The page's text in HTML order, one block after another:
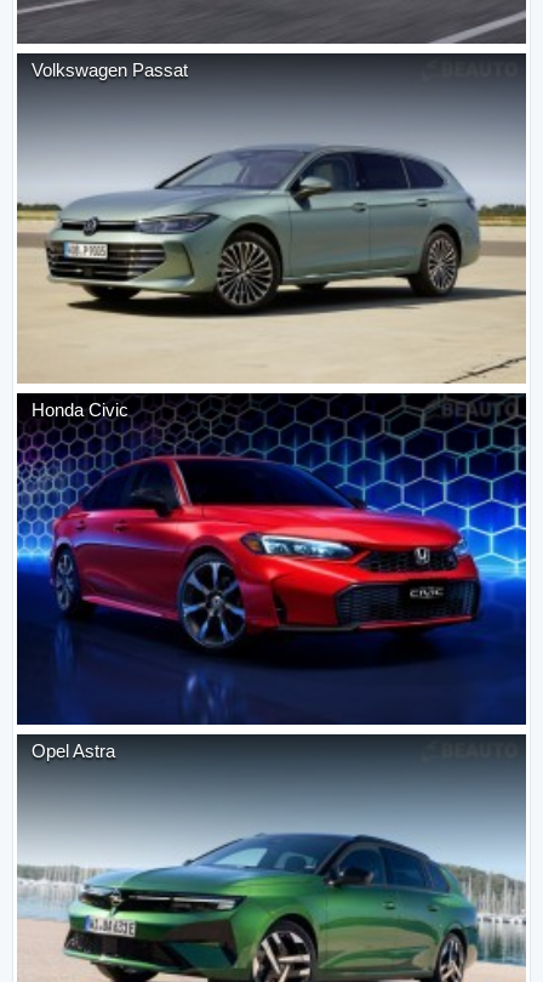
Volkswagen Passat
Honda Civic
OpelAstra